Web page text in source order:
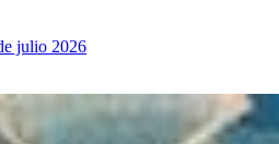
julio 2026